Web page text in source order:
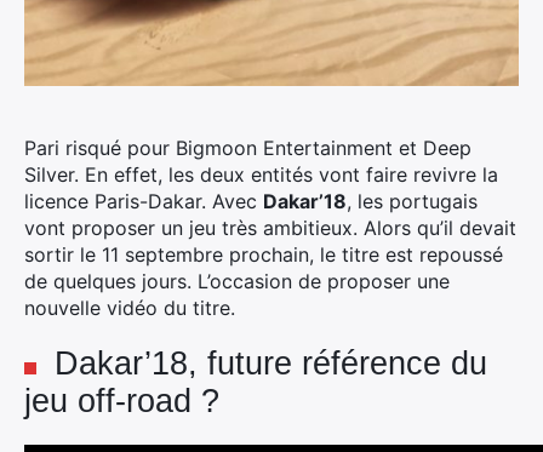
Pari risqué pour Bigmoon Entertainment et Deep
Silver. En effet, les deux entités vont faire revivre la
licence Paris-Dakar. Avec Dakar’18, les portugais
vont proposer un jeu très ambitieux. Alors qu’il devait
sortir le 11 septembre prochain, le titre est repoussé
de quelques jours. L’occasion de proposer une
nouvelle vidéo du titre.
Dakar’18, future référence du
jeu off-road ?